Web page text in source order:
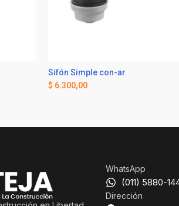
Sifón Simple con-ar
$ 6.300,00
WhatsApp
(011) 5880-
Dirección